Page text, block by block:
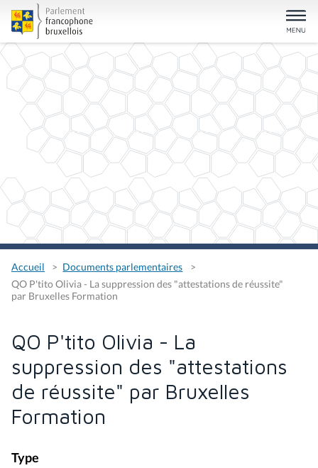
Accueil
Documents parlementaires
QO P'tito Olivia - La suppression des "attestations de réussite"
par Bruxelles Formation
QO P'tito Olivia - La
suppression des "attestations
de réussite" par Bruxelles
Formation
Type